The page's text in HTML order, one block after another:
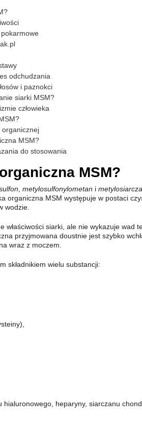
odchudzania
i paznokci
siarki MSM?
człowieka
organicznej
MSM?
do stosowania
MSM?
metylosulfonylometan i
organiczna MSM występuje w postaci
wodzie.
właściwości siarki, ale nie wykazuje wad
przyjmowana doustnie jest szybko
wraz z moczem.
składnikiem wielu substancji:
hialuronowego, heparyny, siarczanu